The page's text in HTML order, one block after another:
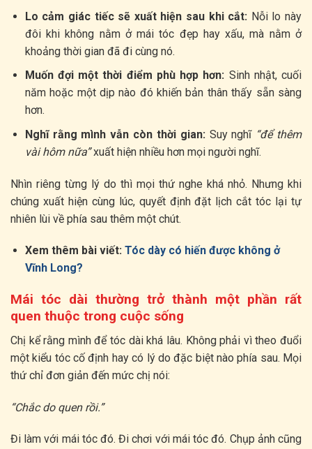
Lo cảm giác tiếc sẽ xuất hiện sau khi cắt: Nỗi lo này
đôi khi không nằm ở mái tóc đẹp hay xấu, mà nằm ở
khoảng thời gian đã đi cùng nó.
Muốn đợi một thời điểm phù hợp hơn: Sinh nhật, cuối
năm hoặc một dịp nào đó khiến bản thân thấy sẵn sàng
hơn.
Nghĩ rằng mình vẫn còn thời gian: Suy nghĩ “để thêm
vài hôm nữa”xuất hiện nhiều hơn mọi người nghĩ.
Nhìn riêng từng lý do thì mọi thứ nghe khá nhỏ. Nhưng khi
chúng xuất hiện cùng lúc, quyết định đặt lịch cắt tóc lại tự
nhiên lùi về phía sau thêm một chút.
Xem thêm bài viết: Tóc dày có hiến được không ở
Vĩnh Long?
Mái tóc dài thường trở thành một phần rất
quen thuộc trong cuộc sống
Chị kể rằng mình để tóc dài khá lâu. Không phải vì theo đuổi
một kiểu tóc cố định hay có lý do đặc biệt nào phía sau. Mọi
thứ chỉ đơn giản đến mức chị nói:
“Chắc do quen rồi.”
Đi làm với mái tóc đó. Đi chơi với mái tóc đó. Chụp ảnh cũng